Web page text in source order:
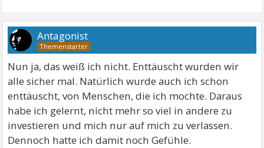
Antagonist
Nun ja, das weiß ich nicht. Enttäuscht wurden wir
alle sicher mal. Natürlich wurde auch ich schon
enttäuscht, von Menschen, die ich mochte. Daraus
habe ich gelernt, nicht mehr so viel in andere zu
investieren und mich nur auf mich zu verlassen.
Dennoch hatte ich damit noch Gefühle.